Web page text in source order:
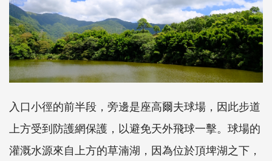
入口小徑的前半段，旁邊是座高爾夫球場，因此步道
上方受到防護網保護，以避免天外飛球一擊。球場的
灌溉水源來自上方的草湳湖，因為位於頂埤湖之下，